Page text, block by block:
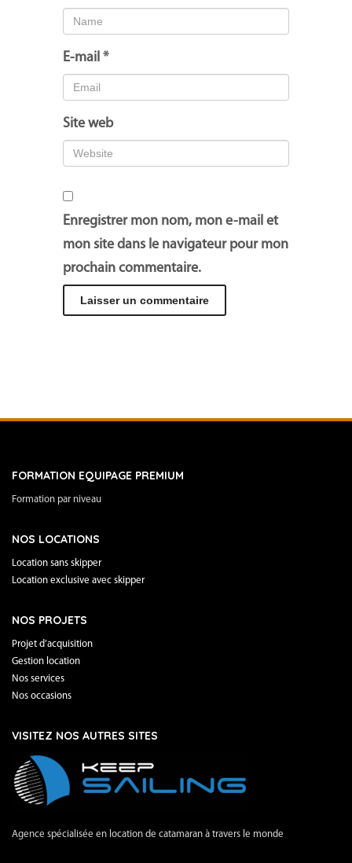
E-mail *
Site web
Enregistrer mon nom, mon e-mail et
mon site dans le navigateur pour mon
prochain commentaire.
FORMATION EQUIPAGE PREMIUM
Formation par niveau
NOS LOCATIONS
Location sans skipper
Location exclusive avec skipper
NOS PROJETS
Projet d’acquisition
Gestion location
Nos services
Nos occasions
VISITEZ NOS AUTRES SITES
Agence spécialisée en location de catamaran à travers le monde